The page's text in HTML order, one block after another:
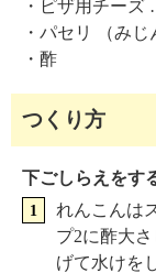
・ピザ用チーズ
・パセリ （み
・酢
つくり方
下ごしらえをす
れんこんは
プ2に酢大
げて水けを